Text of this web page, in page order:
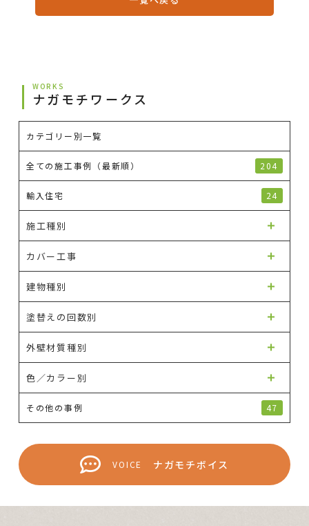
WORKS
ナガモチワークス
カテゴリー別一覧
全ての施工事例（最新順） 204
輸入住宅 24
施工種別
カバー工事
建物種別
塗替えの回数別
外壁材質種別
色／カラー別
その他の事例 47
VOICE ナガモチボイス